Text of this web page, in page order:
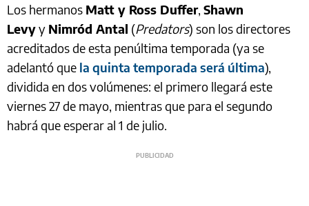
Los hermanos Matt y Ross Duffer, Shawn
Levyy Nimród Antal (Predators) son los directores
acreditados de esta penúltima temporada (ya se
adelantó que la quinta temporada será última),
dividida en dos volúmenes: el primero llegará este
viernes 27 de mayo, mientras que para el segundo
habrá que esperar al 1 de julio.